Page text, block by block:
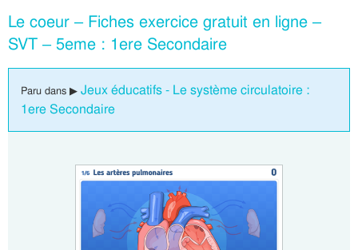
Le coeur – Fiches exercice gratuit en ligne –
SVT – 5eme : 1ere Secondaire
Paru dans ▶ Jeux éducatifs - Le système circulatoire :
1ere Secondaire